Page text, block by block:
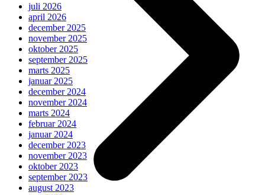
juli 2026
april 2026
december 2025
november 2025
oktober 2025
september 2025
marts 2025
januar 2025
december 2024
november 2024
marts 2024
februar 2024
januar 2024
december 2023
november 2023
oktober 2023
september 2023
august 2023